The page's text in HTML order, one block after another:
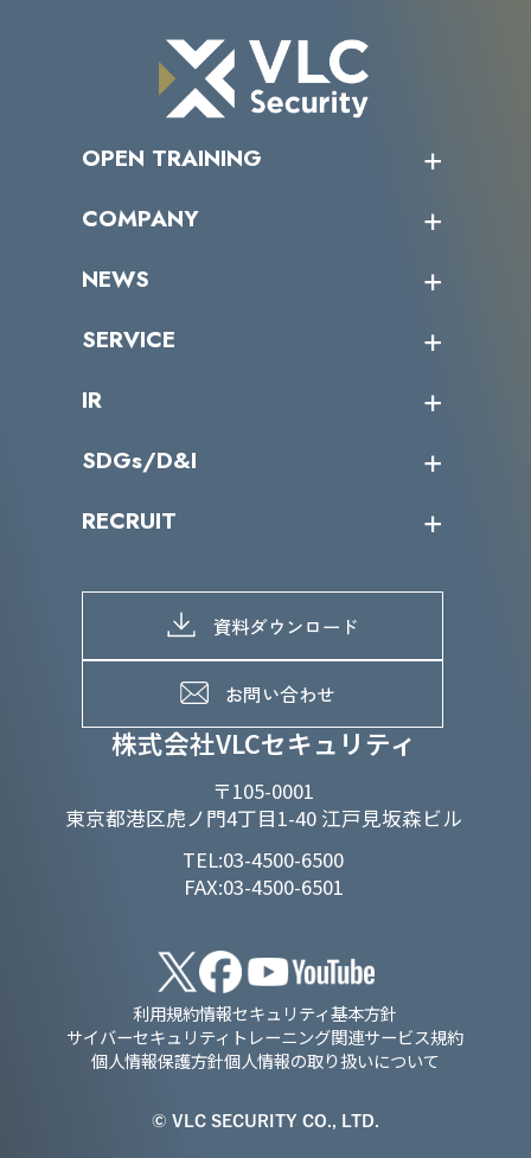
株式会社VLCセキュリティ
〒105-0001
東京都港区虎ノ門4丁目1-40 江戸見坂森ビル
TEL:03-4500-6500
FAX:03-4500-6501
OPEN TRAINING
受講者の声
COMPANY
トップメッセージ
ミッション／ビジョン
パートナー企業一覧
NEWS
サイバーニュース
SERVICE
カテゴリー別サービス一覧
IR
IRカレンダー
IRライブラリー
よくあるご質問
SDGs/D&I
当グループのマテリアリティ
SDGs推進体制
D&Iの取り組み
RECRUIT
募集職種一覧
メッセージ
メンバーインタビュー
資料ダウンロード
お問い合わせ
利用規約情報セキュリティ基本方針
サイバーセキュリティトレーニング関連サービス規約
個人情報保護方針個人情報の取り扱いについて
© VLC SECURITY CO., LTD.